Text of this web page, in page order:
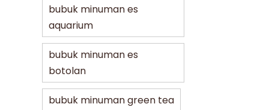
bubuk minuman es
aquarium
bubuk minuman es
botolan
bubuk minuman green tea